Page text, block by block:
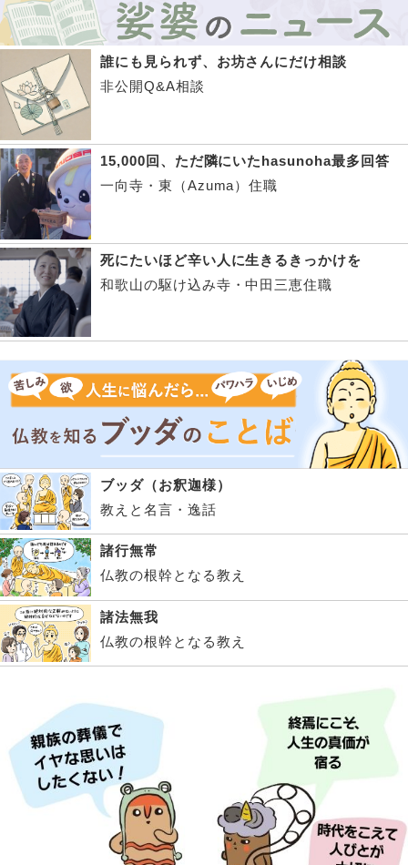
誰にも見られず、お坊さんにだけ相談
非公開Q&A相談
15,000回、ただ隣にいたhasunoha最多回答
一向寺・東（Azuma）住職
死にたいほど辛い人に生きるきっかけを
和歌山の駆け込み寺・中田三恵住職
ブッダ（お釈迦様）
教えと名言・逸話
諸行無常
仏教の根幹となる教え
諸法無我
仏教の根幹となる教え